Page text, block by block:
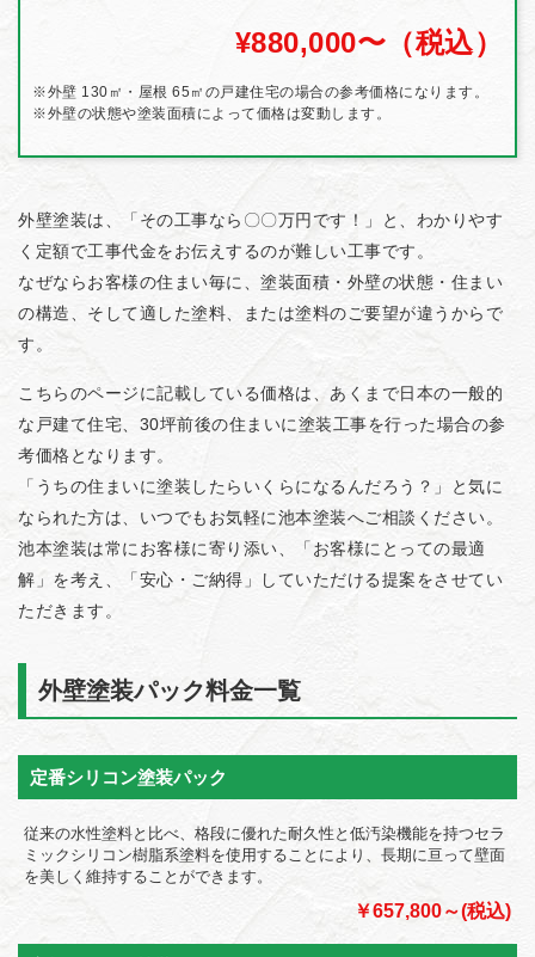
※外壁 130㎡・屋根 65㎡の戸建住宅の場合の参考価格になります。
※外壁の状態や塗装面積によって価格は変動します。
¥880,000〜（税込）
外壁塗装は、「その工事なら〇〇万円です！」と、わかりやす
く定額で工事代金をお伝えするのが難しい工事です。
なぜならお客様の住まい毎に、塗装面積・外壁の状態・住まい
の構造、そして適した塗料、または塗料のご要望が違うからで
す。
こちらのページに記載している価格は、あくまで日本の一般的
な戸建て住宅、30坪前後の住まいに塗装工事を行った場合の参
考価格となります。
「うちの住まいに塗装したらいくらになるんだろう？」と気に
なられた方は、いつでもお気軽に池本塗装へご相談ください。
池本塗装は常にお客様に寄り添い、「お客様にとっての最適
解」を考え、「安心・ご納得」していただける提案をさせてい
ただきます。
外壁塗装パック料金一覧
定番シリコン塗装パック
従来の水性塗料と比べ、格段に優れた耐久性と低汚染機能を持つセラ
ミックシリコン樹脂系塗料を使用することにより、長期に亘って壁面
を美しく維持することができます。
￥657,800～(税込)